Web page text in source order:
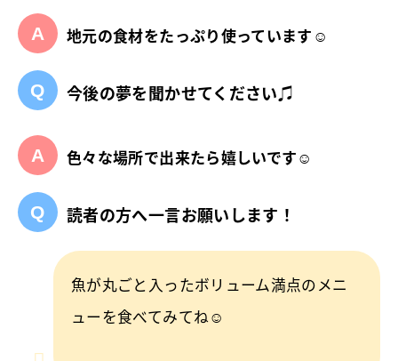
地元の食材をたっぷり使っています☺
今後の夢を聞かせてください♫
色々な場所で出来たら嬉しいです☺
読者の方へ一言お願いします！
魚が丸ごと入ったボリューム満点のメニ
ューを食べてみてね☺